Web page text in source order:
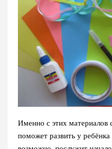
Именно с этих материалов
поможет развить у